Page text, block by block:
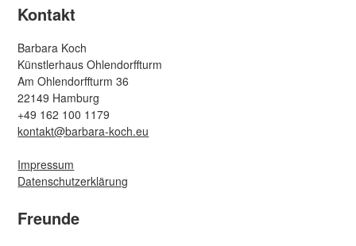
Kontakt
Barbara Koch
Künstlerhaus Ohlendorffturm
Am Ohlendorffturm 36
22149 Hamburg
+49 162 100 1179
kontakt@barbara-koch.eu
Impressum
Datenschutzerklärung
Freunde